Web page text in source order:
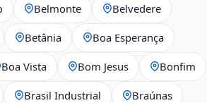
Belmonte Belvedere
Betânia Boa Esperança
Boa Vista Bom Jesus Bonfim
Brasil Industrial Braúnas